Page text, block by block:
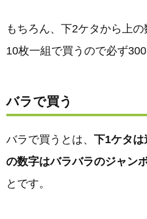
もちろん、下2ケタから上の
10枚一組で買うので必ず300
バラで買う
バラで買うとは、 下1ケタ
の数字はバラバラのジャン
とです。